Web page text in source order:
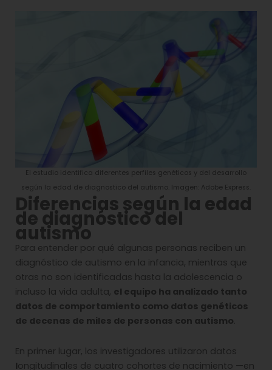
El estudio identifica diferentes perfiles genéticos y del desarrollo
según la edad de diagnostico del autismo. Imagen: Adobe Express.
Diferencias según la edad
de diagnóstico del
autismo
Para entender por qué algunas personas reciben un
diagnóstico de autismo en la infancia, mientras que
otras no son identificadas hasta la adolescencia o
incluso la vida adulta, el equipo ha analizado tanto
datos de comportamiento como datos genéticos
de decenas de miles de personas con autismo.
En primer lugar, los investigadores utilizaron datos
longitudinales de cuatro cohortes de nacimiento —en